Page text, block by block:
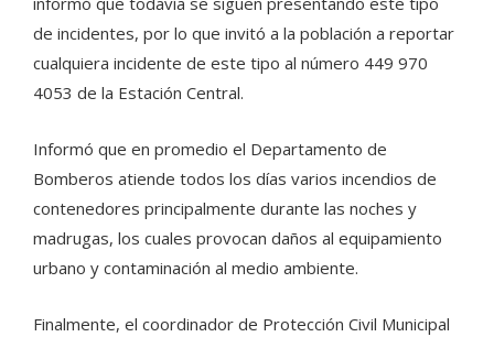
de incidentes, por lo que invitó a la población a reportar
cualquiera incidente de este tipo al número 449 970
4053 de la Estación Central.
Informó que en promedio el Departamento de
Bomberos atiende todos los días varios incendios de
contenedores principalmente durante las noches y
madrugas, los cuales provocan daños al equipamiento
urbano y contaminación al medio ambiente.
Finalmente, el coordinador de Protección Civil Municipal